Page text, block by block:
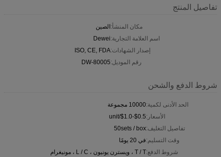
تفاصيل المنتج
مكان المنشأ:الصين
اسم العلامة التجارية:Dewei
إصدار الشهادات:ISO, CE, FDA
رقم الموديل:DW-80005
شروط الدفع والشحن
الحد الأدنى لكمية:10000 مجموعة
الأسعار:$0.5-$1.0/unit
تفاصيل التغليف:50sets / box
وقت التسليم:في 20 يومًا
شروط الدفع:T / T ، ويسترن يونيون ، L / C ، مونيغرام